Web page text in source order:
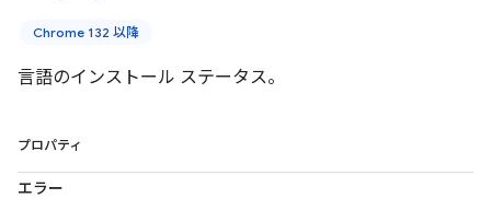
Chrome 132 以降
言語のインストール ステータス。
プロパティ
エラー